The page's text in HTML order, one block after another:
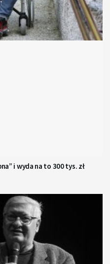
i wyda na to 300 tys. zł